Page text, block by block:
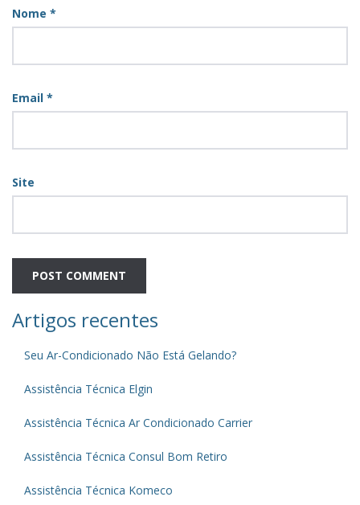
Nome *
Email *
Site
Artigos recentes
Seu Ar-Condicionado Não Está Gelando?
Assistência Técnica Elgin
Assistência Técnica Ar Condicionado Carrier
Assistência Técnica Consul Bom Retiro
Assistência Técnica Komeco